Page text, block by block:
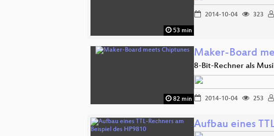
53 min
2014-10-04 323
82 min
Maker-Board
8-Bit-Rechner als
2014-10-04 253
Aufbau eines